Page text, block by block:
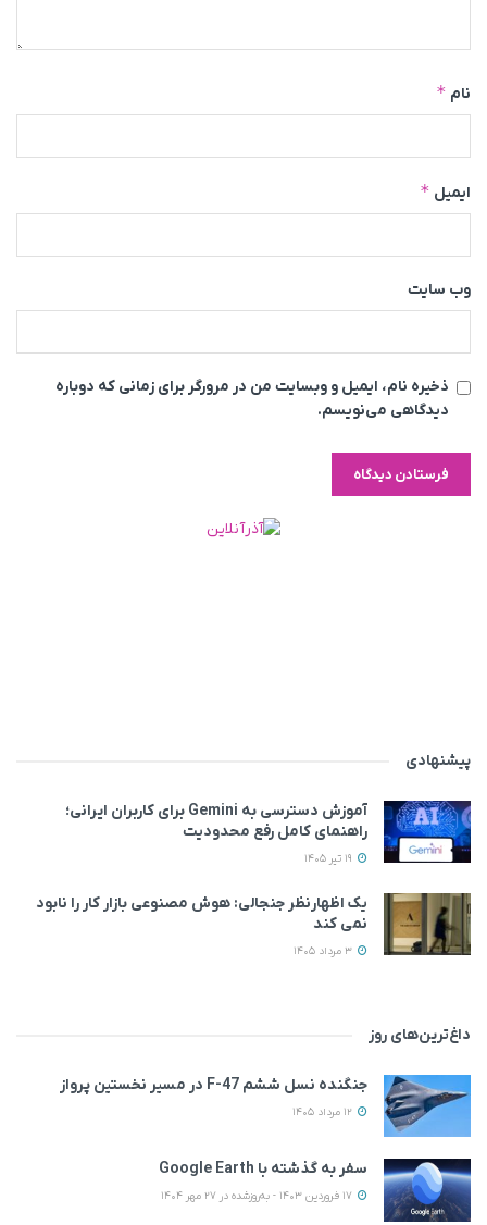
نام *
ایمیل *
وب‌ سایت
ذخیره نام، ایمیل و وبسایت من در مرورگر برای زمانی که دوباره
دیدگاهی می‌نویسم.
پیشنهادی
آموزش دسترسی به Gemini برای کاربران ایرانی؛
راهنمای کامل رفع محدودیت
یک اظهارنظر جنجالی: هوش مصنوعی بازار کار را نابود
نمی‌ کند
داغ‌ترین‌های روز
جنگنده نسل ششم F-47 در مسیر نخستین پرواز
سفر به گذشته با Google Earth